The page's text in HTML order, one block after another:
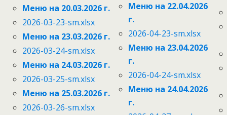
Меню на 20.03.2026 г.
2026-03-23-sm.xlsx
Меню на 23.03.2026 г.
2026-03-24-sm.xlsx
Меню на 24.03.2026 г.
2026-03-25-sm.xlsx
Меню на 25.03.2026 г.
2026-03-26-sm.xlsx
Меню на 22.04.2026
г.
2026-04-23-sm.xlsx
Меню на 23.04.2026
г.
2026-04-24-sm.xlsx
Меню на 24.04.2026
г.